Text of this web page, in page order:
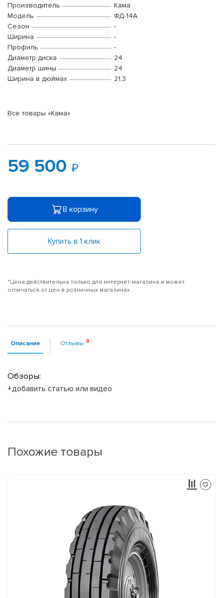
Производитель
Кама
Модель
ФД-14А
Сезон
-
Ширина
-
Профиль
-
Диаметр диска
24
Диаметр шины
24
Ширина в дюймах
21,3
Все товары «Кама»
59 500
В корзину
Купить в 1 клик
*Цена действительна только для интернет-магазина и может
отличаться от цен в розничных магазинах
Описание Отзывы
Обзоры:
+добавить статью или видео
Похожие товары